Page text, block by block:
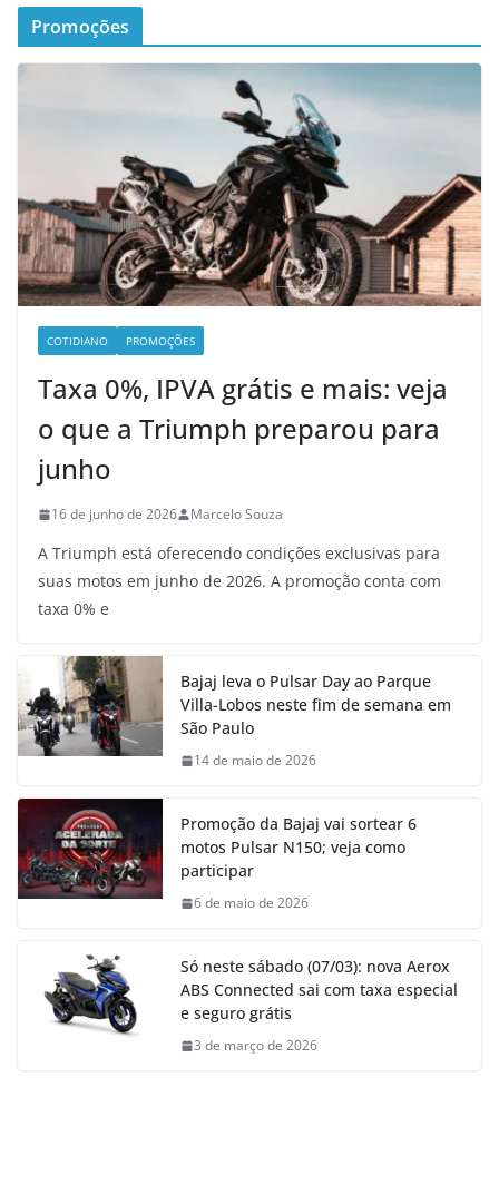
Promoções
COTIDIANO PROMOÇÕES
Taxa 0%, IPVA grátis e mais: veja
o que a Triumph preparou para
junho
16 de junho de 2026 Marcelo Souza
A Triumph está oferecendo condições exclusivas para
suas motos em junho de 2026. A promoção conta com
taxa 0% e
Bajaj leva o Pulsar Day ao Parque
Villa-Lobos neste fim de semana em
São Paulo
14 de maio de 2026
Promoção da Bajaj vai sortear 6
motos Pulsar N150; veja como
participar
6 de maio de 2026
Só neste sábado (07/03): nova Aerox
ABS Connected sai com taxa especial
e seguro grátis
3 de março de 2026